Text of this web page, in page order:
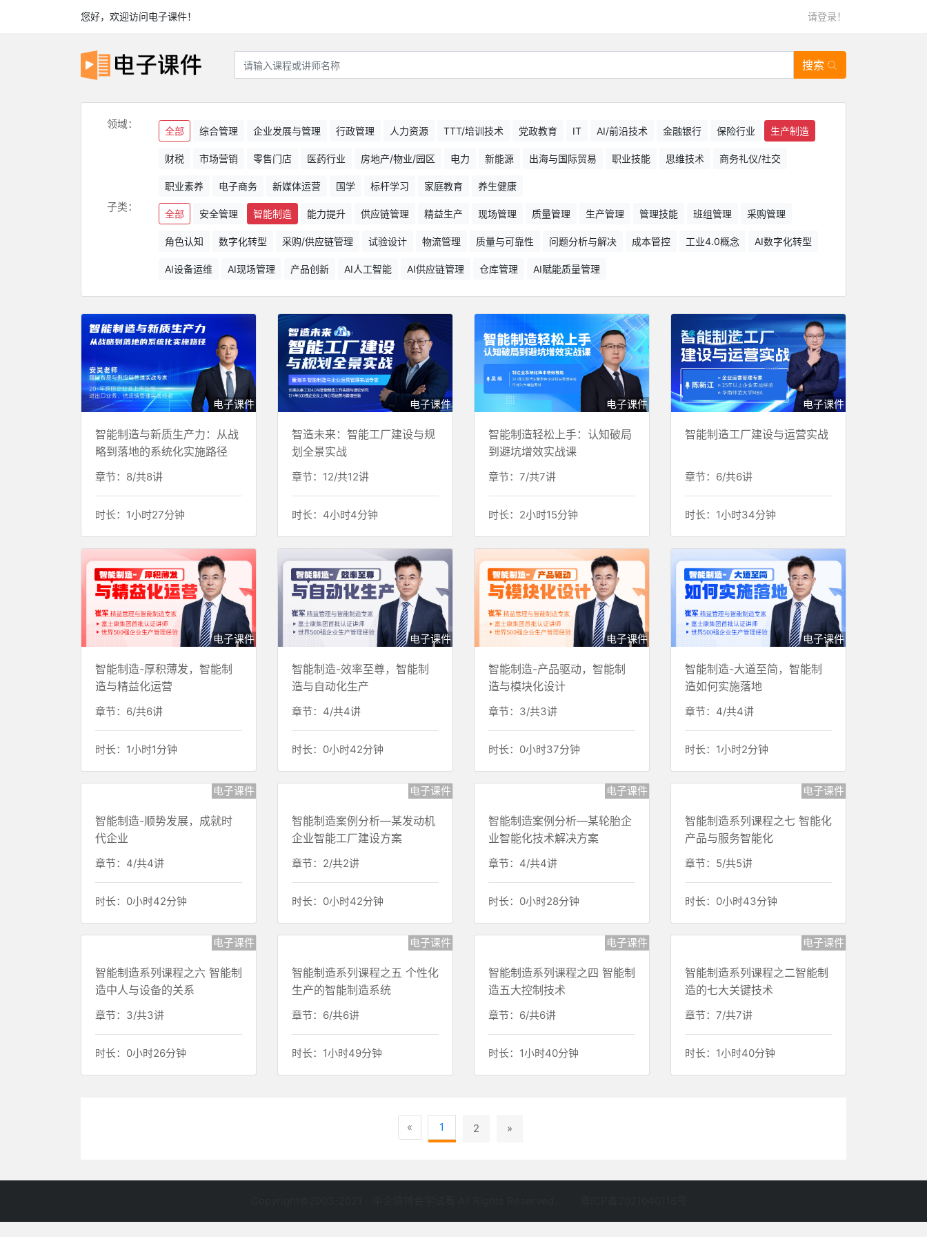
您好，欢迎访问电子课件！ 请登录！
搜索
领域：
全部 综合管理 企业发展与管理 行政管理 人力资源 TTT/培训技术 党政教育 IT AI/前沿技术 金融银行 保险行业 生产制造
财税 市场营销 零售门店 医药行业 房地产/物业/园区 电力 新能源 出海与国际贸易 职业技能 思维技术 商务礼仪/社交
职业素养 电子商务 新媒体运营 国学 标杆学习 家庭教育 养生健康
子类：
全部 安全管理 智能制造 能力提升 供应链管理 精益生产 现场管理 质量管理 生产管理 管理技能 班组管理 采购管理
角色认知 数字化转型 采购/供应链管理 试验设计 物流管理 质量与可靠性 问题分析与解决 成本管控 工业4.0概念 AI数字化转型
AI设备运维 AI现场管理 产品创新 AI人工智能 AI供应链管理 仓库管理 AI赋能质量管理
电子课件
智能制造与新质生产力：从战
略到落地的系统化实施路径
章节：8/共8讲
时长：1小时27分钟
电子课件
智造未来：智能工厂建设与规
划全景实战
章节：12/共12讲
时长：4小时4分钟
电子课件
智能制造轻松上手：认知破局
到避坑增效实战课
章节：7/共7讲
时长：2小时15分钟
电子课件
智能制造工厂建设与运营实战
章节：6/共6讲
时长：1小时34分钟
电子课件
智能制造-厚积薄发，智能制
造与精益化运营
章节：6/共6讲
时长：1小时1分钟
电子课件
智能制造-效率至尊，智能制
造与自动化生产
章节：4/共4讲
时长：0小时42分钟
电子课件
智能制造-产品驱动，智能制
造与模块化设计
章节：3/共3讲
时长：0小时37分钟
电子课件
智能制造-大道至简，智能制
造如何实施落地
章节：4/共4讲
时长：1小时2分钟
智能制造-顺势发展，成就时
代企业
时长：0小时42分钟
智能制造案例分析—某发动机
企业智能工厂建设方案
时长：0小时42分钟
智能制造案例分析—某轮胎企
业智能化技术解决方案
时长：0小时28分钟
智能制造系列课程之七 智能化
产品与服务智能化
时长：0小时43分钟
章节：3/共3讲
时长：0小时26分钟
智能制造系列课程之五 个性化
章节：6/共6讲
时长：1小时49分钟
章节：6/共6讲
时长：1小时40分钟
章节：7/共7讲
时长：1小时40分钟